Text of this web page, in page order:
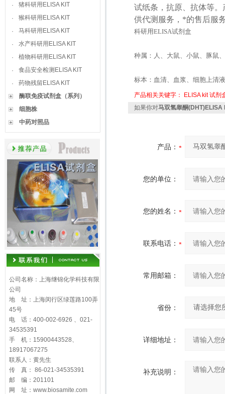
·
猪科研用ELISA KIT
·
猴科研用ELISA KIT
·
马科研用ELISA KIT
·
水产科研用ELISA KIT
·
植物科研用ELISA KIT
·
食品安全检测ELISA KIT
·
药物残留ELISA KIT
酶联免疫试剂盒（系列）
细胞株
中药对照品
公司名称：上海继锦化学科技有限
公司
地 址：上海闵行区绿莲路100弄
45号
电 话：400-002-6926 、021-
34535391
手 机：15900443528、
18917067275
联系人：黄先生
传 真： 86-021-34535391
邮 编：201101
网 址：www.biosamite.com
试纸条，抗原、抗体等
供代测服务，*的售后服
科研用ELISA试剂盒
种属：人、大鼠、小鼠、豚鼠
标本：血清、血浆、细胞上清
产品相关关键字： ELISA kit 试剂
如果你对马双氢睾酮(DHT)ELISA
产品：
您的单位：
您的姓名：
联系电话：
常用邮箱：
省份：
详细地址：
补充说明：